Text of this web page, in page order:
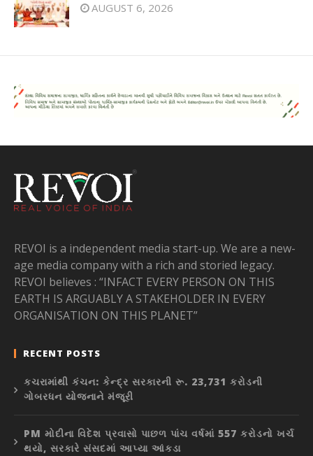
AUGUST 6, 2026
REVOI is a independent media start-up. We are a new-
age media company with a rich and storied legacy.
REVOI believes : “INFACT EVERY PERSON ON THIS
EARTH IS ARGUABLY A STAKEHOLDER IN EVERY
ORGANISATION ON THIS PLANET”
RECENT POSTS
કચરામાંથી કંચન: કેન્દ્ર સરકારની રૂ. 23,731 કરોડની
ગોબરધન યોજનાને મંજૂરી
PM મોદીના વિદેશ પ્રવાસો પાછળ પાંચ વર્ષમાં 557 કરોડનો ખર્ચ
થયો, સરકારે સંસદમાં આપ્યા આંકડા